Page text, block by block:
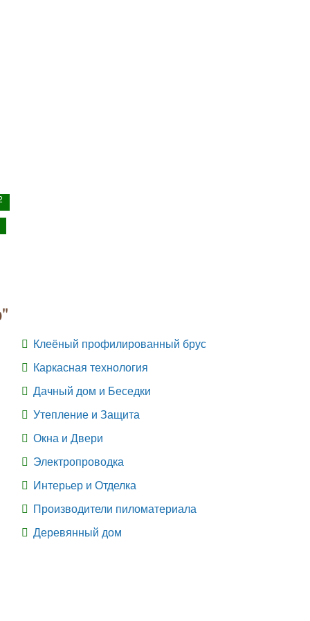
Клеёный профилированный брус
Каркасная технология
Дачный дом и Беседки
Утепление и Защита
Окна и Двери
Электропроводка
Интерьер и Отделка
Производители пиломатериала
Деревянный дом